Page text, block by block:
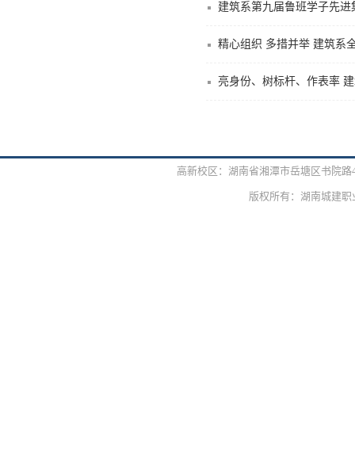
建筑系第九届鲁班学子先
精心组织 多措并举 建筑系
亮身份、树标杆、作表率
高新校区：湖南省湘潭市岳塘区书院
版权所有：湖南城建